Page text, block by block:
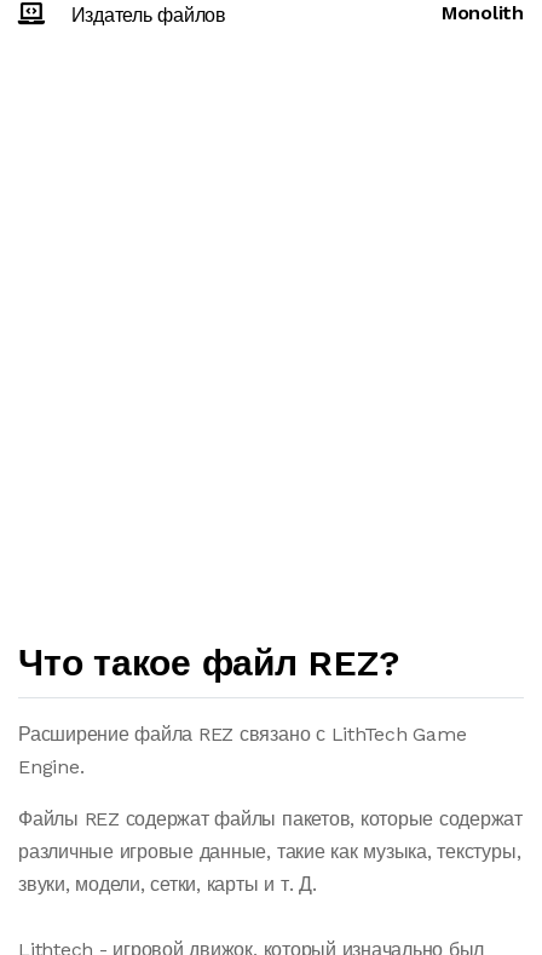
Издатель файлов Monolith
Что такое файл REZ?
Расширение файла REZ связано с LithTech Game
Engine.
Файлы REZ содержат файлы пакетов, которые содержат
различные игровые данные, такие как музыка, текстуры,
звуки, модели, сетки, карты и т. Д.
Lithtech - игровой движок, который изначально был